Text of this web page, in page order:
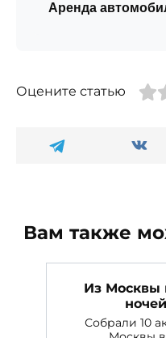
Аренда
Оцените статью
Вам также
Из Москвы
Собрали 10